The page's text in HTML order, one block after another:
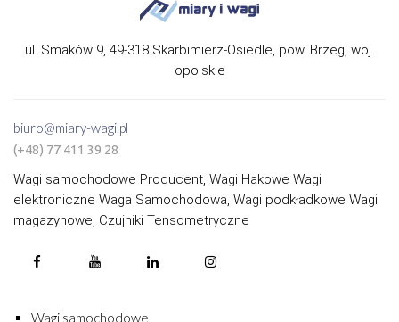
ul. Smaków 9, 49-318 Skarbimierz-Osiedle, pow. Brzeg, woj.
opolskie
biuro@miary-wagi.pl
(+48) 77 411 39 28
Wagi samochodowe Producent, Wagi Hakowe Wagi
elektroniczne Waga Samochodowa, Wagi podkładkowe Wagi
magazynowe, Czujniki Tensometryczne
Wagi samochodowe